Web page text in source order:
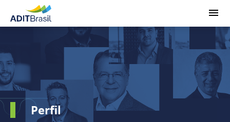
Perfil